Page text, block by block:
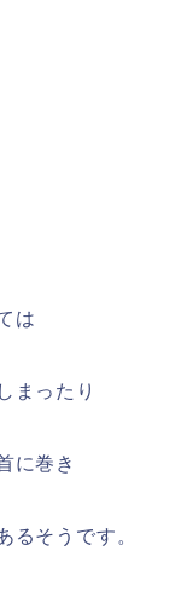
は
まったり
に巻き
るそうです。